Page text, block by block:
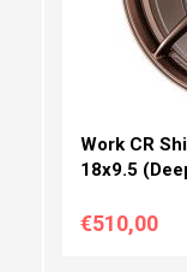
Work CR
18x9.5
€510,00
OFFSET: